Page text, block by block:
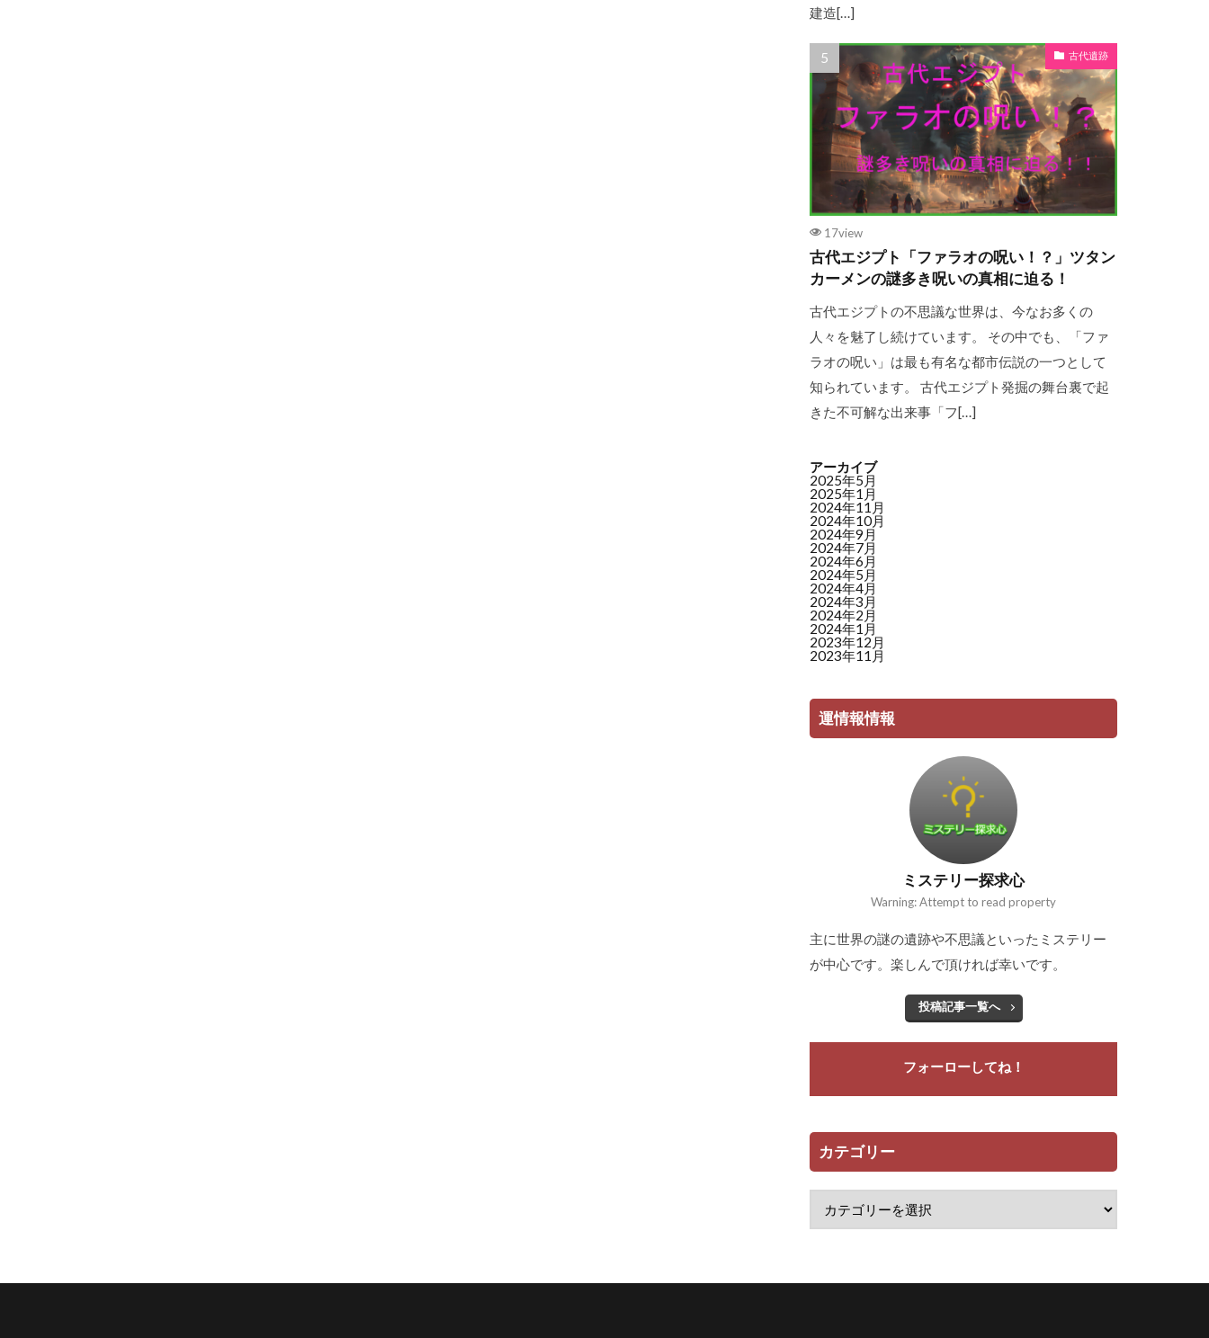
建造[…]
古代遺跡
17view
古代エジプト「ファラオの呪い！？」ツタン
カーメンの謎多き呪いの真相に迫る！
古代エジプトの不思議な世界は、今なお多くの
人々を魅了し続けています。 その中でも、「ファ
ラオの呪い」は最も有名な都市伝説の一つとして
知られています。 古代エジプト発掘の舞台裏で起
きた不可解な出来事「フ[…]
アーカイブ
2025年5月
2025年1月
2024年11月
2024年10月
2024年9月
2024年7月
2024年6月
2024年5月
2024年4月
2024年3月
2024年2月
2024年1月
2023年12月
2023年11月
運情報情報
ミステリー探求心
Warning: Attempt to read property
主に世界の謎の遺跡や不思議といったミステリー
が中心です。楽しんで頂ければ幸いです。
投稿記事一覧へ
フォーローしてね！
カテゴリー